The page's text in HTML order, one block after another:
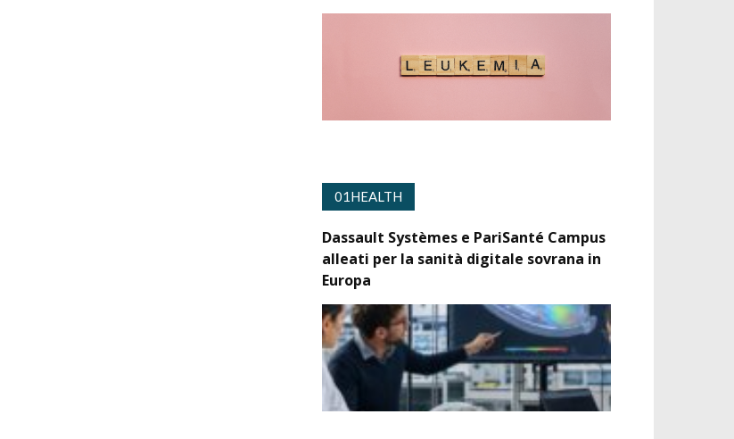
01HEALTH
Dassault Systèmes e PariSanté Campus
alleati per la sanità digitale sovrana in
Europa